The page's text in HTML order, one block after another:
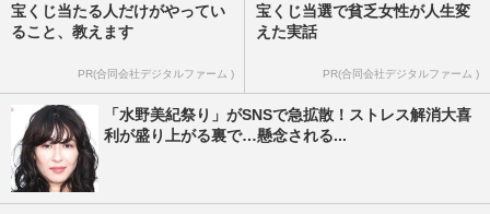
宝くじ当たる人だけがやってい
ること、教えます
PR(合同会社デジタルファーム )
宝くじ当選で貧乏女性が人生変
えた実話
PR(合同会社デジタルファーム )
「水野美紀祭り」がSNSで急拡散！ストレス解消大喜
利が盛り上がる裏で…懸念される...